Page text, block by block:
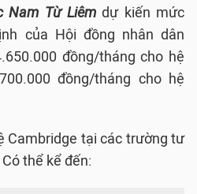
Nam Từ Liêmdự kiến mức
của Hội đồng nhân dân
đồng/tháng cho hệ
đồng/tháng cho hệ
Cambridge tại các trường tư
thể kể đến: